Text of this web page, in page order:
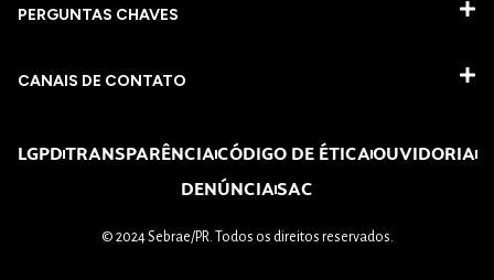
PERGUNTAS CHAVES​
CANAIS DE CONTATO
LGPDTRANSPARÊNCIACÓDIGO DE ÉTICAOUVIDORIA
DENÚNCIASAC
© 2024 Sebrae/PR. Todos os direitos reservados.